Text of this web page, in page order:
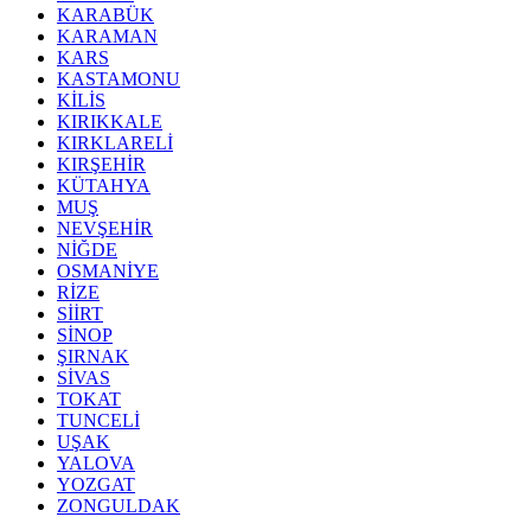
KARABÜK
KARAMAN
KARS
KASTAMONU
KİLİS
KIRIKKALE
KIRKLARELİ
KIRŞEHİR
KÜTAHYA
MUŞ
NEVŞEHİR
NİĞDE
OSMANİYE
RİZE
SİİRT
SİNOP
ŞIRNAK
SİVAS
TOKAT
TUNCELİ
UŞAK
YALOVA
YOZGAT
ZONGULDAK